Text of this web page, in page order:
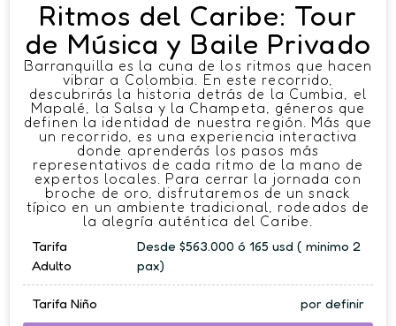
Ritmos del Caribe: Tour
de Música y Baile Privado
Barranquilla es la cuna de los ritmos que hacen
vibrar a Colombia. En este recorrido,
descubrirás la historia detrás de la Cumbia, el
Mapalé, la Salsa y la Champeta, géneros que
definen la identidad de nuestra región. Más que
un recorrido, es una experiencia interactiva
donde aprenderás los pasos más
representativos de cada ritmo de la mano de
expertos locales. Para cerrar la jornada con
broche de oro, disfrutaremos de un snack
típico en un ambiente tradicional, rodeados de
la alegría auténtica del Caribe.
Tarifa
Adulto
Desde $563.000 ó 165 usd ( minimo 2
pax)
Tarifa Niño por definir